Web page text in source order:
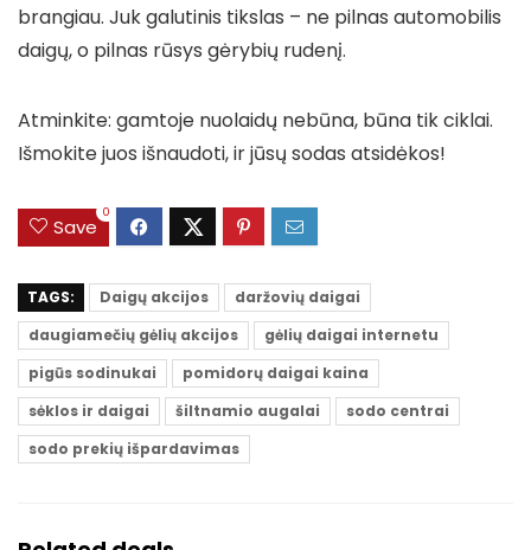
brangiau. Juk galutinis tikslas – ne pilnas automobilis
daigų, o pilnas rūsys gėrybių rudenį.
Atminkite: gamtoje nuolaidų nebūna, būna tik ciklai.
Išmokite juos išnaudoti, ir jūsų sodas atsidėkos!
Save
0
TAGS: Daigų akcijos
daržovių daigai
daugiamečių gėlių akcijos
gėlių daigai internetu
pigūs sodinukai
pomidorų daigai kaina
sėklos ir daigai
šiltnamio augalai
sodo centrai
sodo prekių išpardavimas